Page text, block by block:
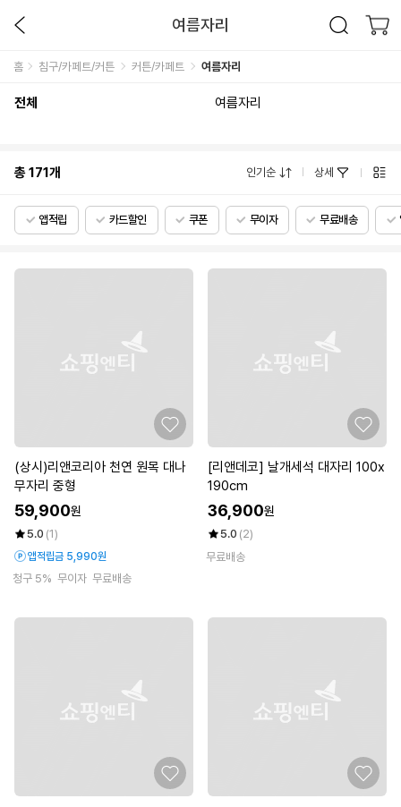
여름자리
홈 침구/카페트/커튼 커튼/카페트 여름자리
전체 여름자리
총171개 인기순 상세
앱적립 카드할인 쿠폰 무이자 무료배송
(상시)리앤코리아 천연 원목 대나
무자리 중형
59,900원
5.0 (1)
앱적립금 5,990원
청구 5% 무이자 무료배송
[리앤데코] 날개세석 대자리 100x
190cm
36,900원
5.0 (2)
무료배송